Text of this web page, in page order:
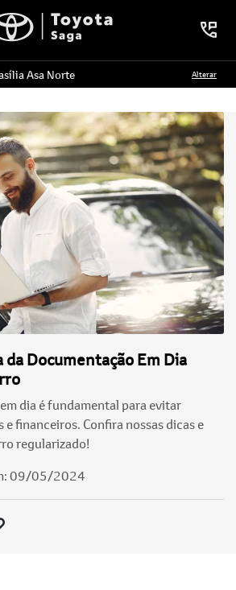
Asa Norte Alterar
Documentação Em Dia
dia é fundamental para evitar
financeiros. Confira nossas dicas e
regularizado!
09/05/2024